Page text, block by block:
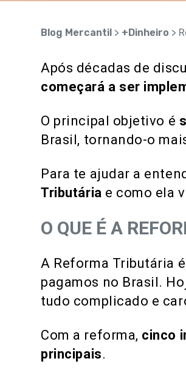
Blog Mercantil > +Dinheiro >
Após décadas de
começará a ser
O principal objetivo é
Brasil, tornando-o
Para te ajudar a
Tributária e como ela
O QUE É A
A Reforma Tributária
pagamos no Brasil.
tudo complicado e
Com a reforma, cinco
principais.